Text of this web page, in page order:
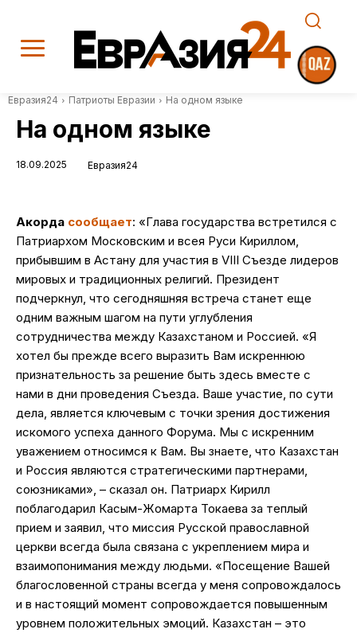
Евразия24 Патриоты Евразии На одном языке
На одном языке
18.09.2025 Евразия24
Акорда сообщает: «Глава государства встретился с
Патриархом Московским и всея Руси Кириллом,
прибывшим в Астану для участия в VIІI Съезде лидеров
мировых и традиционных религий. Президент
подчеркнул, что сегодняшняя встреча станет еще
одним важным шагом на пути углубления
сотрудничества между Казахстаном и Россией. «Я
хотел бы прежде всего выразить Вам искреннюю
признательность за решение быть здесь вместе с
нами в дни проведения Съезда. Ваше участие, по сути
дела, является ключевым с точки зрения достижения
искомого успеха данного Форума. Мы с искренним
уважением относимся к Вам. Вы знаете, что Казахстан
и Россия являются стратегическими партнерами,
союзниками», – сказал он. Патриарх Кирилл
поблагодарил Касым-Жомарта Токаева за теплый
прием и заявил, что миссия Русской православной
церкви всегда была связана с укреплением мира и
взаимопонимания между людьми. «Посещение Вашей
благословенной страны всегда у меня сопровождалось
и в настоящий момент сопровождается повышенным
уровнем положительных эмоций. Казахстан – это